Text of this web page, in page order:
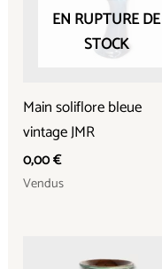
EN RUPTURE DE
STOCK
Main soliflore bleue
vintage JMR
0,00€
Vendus